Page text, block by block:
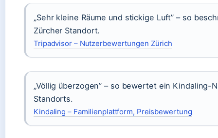
„Sehr kleine Räume und stickige Luft” – so
Zürcher Standort.
Tripadvisor – Nutzerbewertungen Zürich
„Völlig überzogen” – so bewertet ein Kindaling-
Standorts.
Kindaling – Familienplattform, Preisbewertung